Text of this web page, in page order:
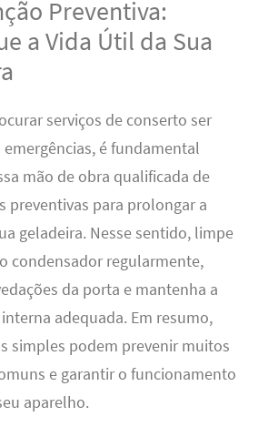
Preventiva:
a Vida Útil da Sua
serviços de conserto ser
emergências, é fundamental
mão de obra qualificada de
preventivas para prolongar a
geladeira. Nesse sentido, limpe
condensador regularmente,
da porta e mantenha a
adequada. Em resumo,
simples podem prevenir muitos
e garantir o funcionamento
aparelho.